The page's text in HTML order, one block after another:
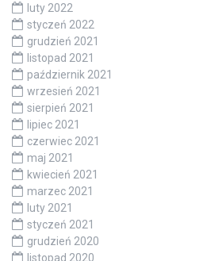
luty 2022
styczeń 2022
grudzień 2021
listopad 2021
październik 2021
wrzesień 2021
sierpień 2021
lipiec 2021
czerwiec 2021
maj 2021
kwiecień 2021
marzec 2021
luty 2021
styczeń 2021
grudzień 2020
listopad 2020